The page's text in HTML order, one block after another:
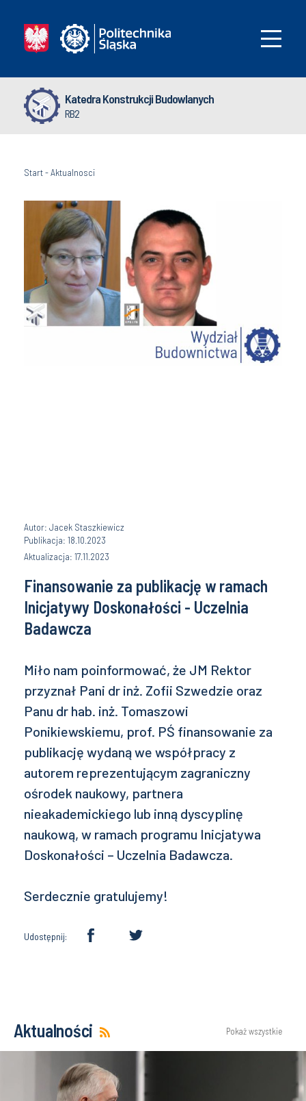
Katedra Konstrukcji Budowlanych
RB2
Start-Aktualnosci
Autor: Jacek Staszkiewicz
Publikacja: 18.10.2023
Aktualizacja: 17.11.2023
Finansowanie za publikację w ramach
Inicjatywy Doskonałości - Uczelnia
Badawcza
Miło nam poinformować, że JM Rektor
przyznał Pani dr inż. Zofii Szwedzie oraz
Panu dr hab. inż. Tomaszowi
Ponikiewskiemu, prof. PŚ finansowanie za
publikację wydaną we współpracy z
autorem reprezentującym zagraniczny
ośrodek naukowy, partnera
nieakademickiego lub inną dyscyplinę
naukową, w ramach programu Inicjatywa
Doskonałości – Uczelnia Badawcza.
Serdecznie gratulujemy!
Udostępnij:
Aktualności Pokaż wszystkie